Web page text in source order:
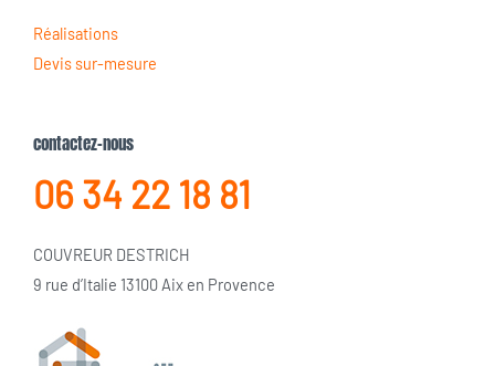
Réalisations
Devis sur-mesure
contactez-nous
06 34 22 18 81
COUVREUR DESTRICH
9 rue d’Italie 13100 Aix en Provence